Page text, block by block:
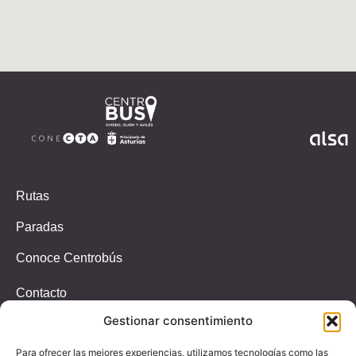
Gestionar consentimiento
Para ofrecer las mejores experiencias, utilizamos tecnologías como las
Rutas
Paradas
Conoce Centrobús
Contacto